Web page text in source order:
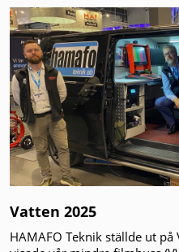
Vatten 2025
HAMAFO Teknik ställde ut på